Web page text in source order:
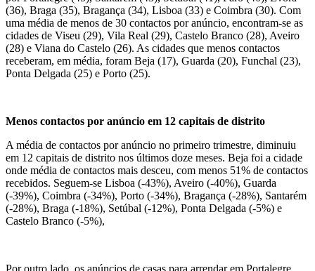
(36), Braga (35), Bragança (34), Lisboa (33) e Coimbra (30). Com
uma média de menos de 30 contactos por anúncio, encontram-se as
cidades de Viseu (29), Vila Real (29), Castelo Branco (28), Aveiro
(28) e Viana do Castelo (26). As cidades que menos contactos
receberam, em média, foram Beja (17), Guarda (20), Funchal (23),
Ponta Delgada (25) e Porto (25).
Menos contactos por anúncio em 12 capitais de distrito
A média de contactos por anúncio no primeiro trimestre, diminuiu
em 12 capitais de distrito nos últimos doze meses. Beja foi a cidade
onde média de contactos mais desceu, com menos 51% de contactos
recebidos. Seguem-se Lisboa (-43%), Aveiro (-40%), Guarda
(-39%), Coimbra (-34%), Porto (-34%), Bragança (-28%), Santarém
(-28%), Braga (-18%), Setúbal (-12%), Ponta Delgada (-5%) e
Castelo Branco (-5%),
Por outro lado, os anúncios de casas para arrendar em Portalegre